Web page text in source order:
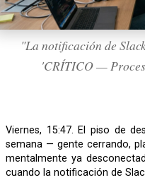
"La notificación de
'CRÍTICO —
Viernes, 15:47. El piso de desarrollo tenía esa energía de fin de
semana — gente cerrando,
mentalmente ya
cuando la notificación de